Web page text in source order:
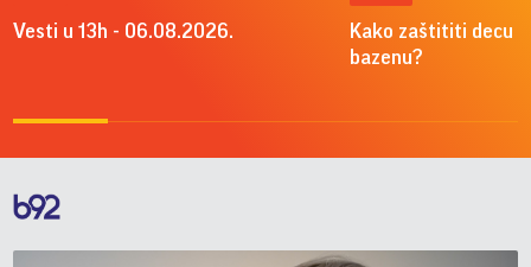
Vesti u 13h - 06.08.2026.
Kako zaštititi decu
bazenu?